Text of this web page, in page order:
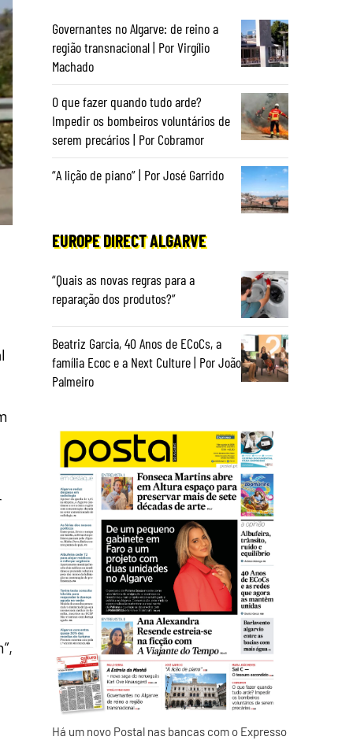
Governantes no Algarve: de reino a
região transnacional | Por Virgílio
Machado
O que fazer quando tudo arde?
Impedir os bombeiros voluntários de
serem precários | Por Cobramor
“A lição de piano” | Por José Garrido
EUROPE DIRECT ALGARVE
“Quais as novas regras para a
reparação dos produtos?”
Beatriz Garcia, 40 Anos de ECoCs, a
família Ecoc e a Next Culture | Por João
Palmeiro
Há um novo Postal nas bancas com o Expresso